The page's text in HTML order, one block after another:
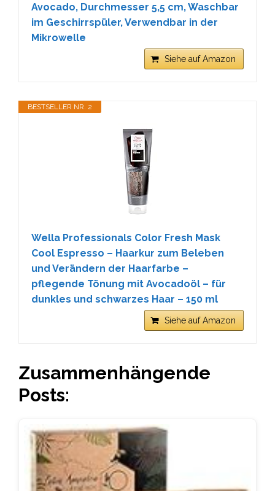
Avocado, Durchmesser 5,5 cm, Waschbar
im Geschirrspüler, Verwendbar in der
Mikrowelle
Siehe auf Amazon
BESTSELLER NR. 2
Wella Professionals Color Fresh Mask
Cool Espresso – Haarkur zum Beleben
und Verändern der Haarfarbe –
pflegende Tönung mit Avocadoöl – für
dunkles und schwarzes Haar – 150 ml
Siehe auf Amazon
Zusammenhängende
Posts: